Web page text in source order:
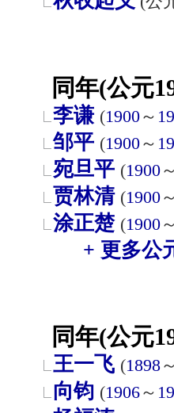
同年(公元
李谦 (1900～
邹平 (1900～
宛旦平 (1900～
贾林清 (1900～
涂正楚 (1900～
+ 更多公
同年(公元
王一飞 (1898～
向钧 (1906～